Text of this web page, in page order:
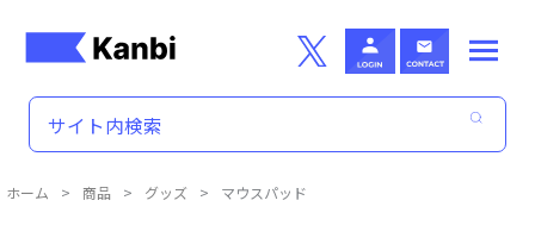
Skip to main content
ホーム > 商品 > グッズ > マウスパッド